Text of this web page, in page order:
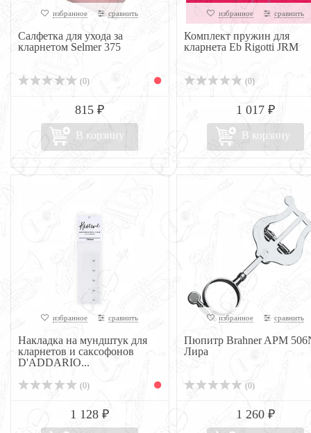
избранное сравнить
Салфетка для ухода за
кларнетом Selmer 375
(0)
815 ₽
В корзину
избранное сравнить
Комплект пружин для
кларнета Eb Rigotti JRM
(0)
1 017 ₽
В корзину
избранное сравнить
Накладка на мундштук для
кларнетов и саксофонов
D'ADDARIO...
(0)
1 128 ₽
избранное сравнить
Пюпитр Brahner APM
Лира
(0)
1 260 ₽